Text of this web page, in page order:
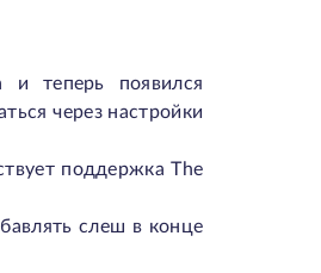
и теперь появился
через настройки
поддержка The
слеш в конце